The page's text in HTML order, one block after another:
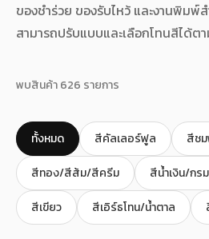
ของรับไหว้
การ์ดขึ้นบ้านใหม่
ซองเปล่า
ของชำร่วย ของรับไหว้ และงานพิมพ์
สามารถปรับแบบและเลือกโทนสีได้ต
พบสินค้า 626 รายการ
ทั้งหมด สีคัลเลอร์ฟูล สีช
สีทอง/สีส้ม/สีครีม สีน้ำเงิน/กร
สีเขียว สีเอิร์ธโทน/น้ำตาล